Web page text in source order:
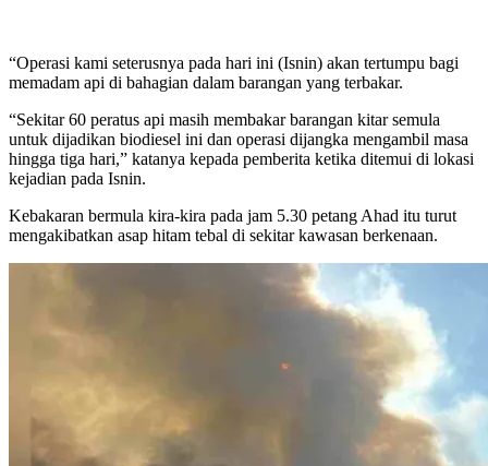
“Operasi kami seterusnya pada hari ini (Isnin) akan tertumpu bagi
memadam api di bahagian dalam barangan yang terbakar.
“Sekitar 60 peratus api masih membakar barangan kitar semula
untuk dijadikan biodiesel ini dan operasi dijangka mengambil masa
hingga tiga hari,” katanya kepada pemberita ketika ditemui di lokasi
kejadian pada Isnin.
Kebakaran bermula kira-kira pada jam 5.30 petang Ahad itu turut
mengakibatkan asap hitam tebal di sekitar kawasan berkenaan.